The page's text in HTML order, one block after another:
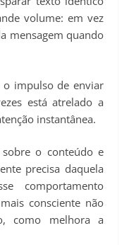
volume: em vez
mensagem quando
o impulso de enviar
está atrelado a
instantânea.
o conteúdo e
precisa daquela
comportamento
consciente não
como melhora a